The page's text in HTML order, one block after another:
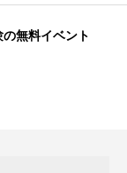
無料イベント